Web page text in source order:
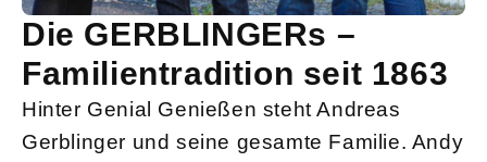
Die GERBLINGERs –
Familientradition seit 1863
Hinter Genial Genießen steht Andreas
Gerblinger und seine gesamte Familie. Andy